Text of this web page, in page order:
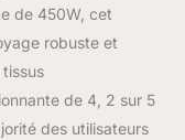
etc
du
d'eau propre
du
sale : 800
de 450W, cet
robuste et
de 4, 2 sur 5
des utilisateurs